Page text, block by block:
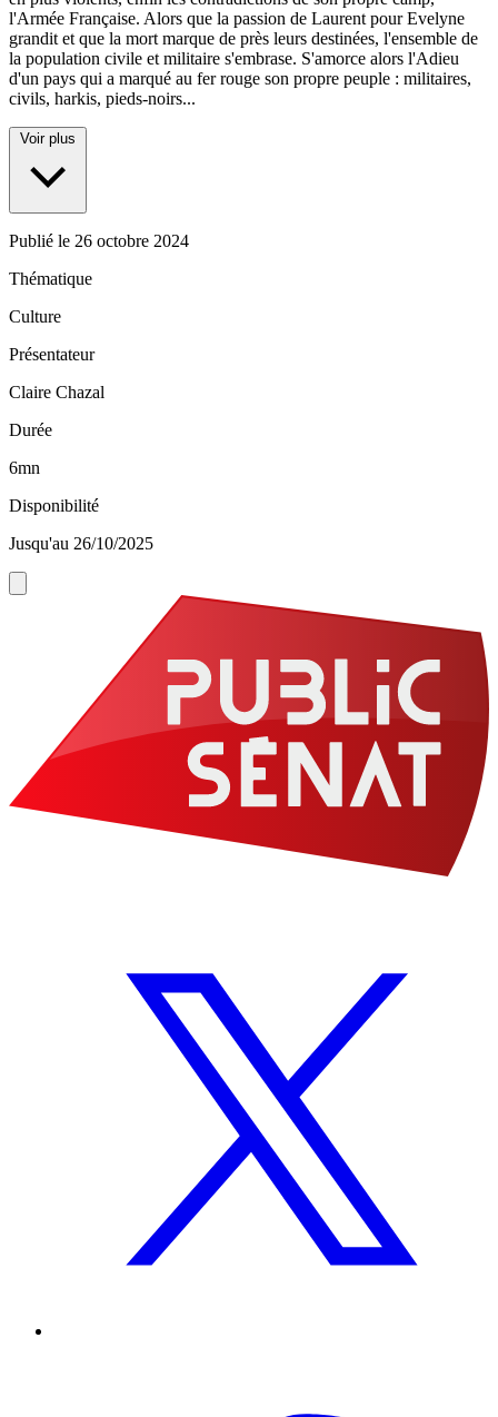
l'Armée Française. Alors que la passion de Laurent pour Evelyne
grandit et que la mort marque de près leurs destinées, l'ensemble de
la population civile et militaire s'embrase. S'amorce alors l'Adieu
d'un pays qui a marqué au fer rouge son propre peuple : militaires,
civils, harkis, pieds-noirs...
Voir plus
Publié le 26 octobre 2024
Thématique
Culture
Présentateur
Claire Chazal
Durée
6mn
Disponibilité
Jusqu'au 26/10/2025